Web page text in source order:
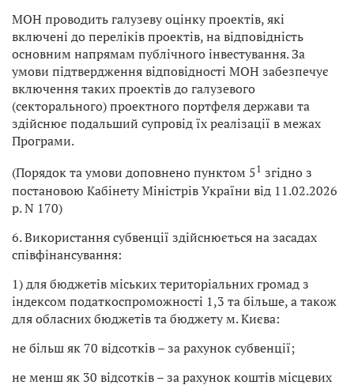
МОН проводить галузеву оцінку проектів, які
включені до переліків проектів, на відповідність
основним напрямам публічного інвестування. За
умови підтвердження відповідності МОН забезпечує
включення таких проектів до галузевого
(секторального) проектного портфеля держави та
здійснює подальший супровід їх реалізації в межах
Програми.
(Порядок та умови доповнено пунктом 51 згідно з
постановою Кабінету Міністрів України від 11.02.2026
р. N 170)
6. Використання субвенції здійснюється на засадах
співфінансування:
1) для бюджетів міських територіальних громад з
індексом податкоспроможності 1,3 та більше, а також
для обласних бюджетів та бюджету м. Києва:
не більш як 70 відсотків – за рахунок субвенції;
не менш як 30 відсотків – за рахунок коштів місцевих